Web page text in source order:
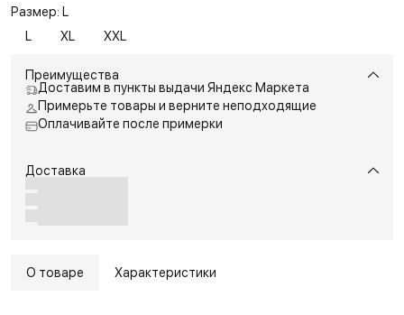
Размер: L
L
XL XXL
Преимущества
Доставим в пункты выдачи Яндекс Маркета
Примерьте товары и верните неподходящие
Оплачивайте после примерки
Доставка
О товаре Характеристики